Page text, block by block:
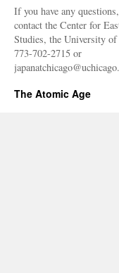
If you have any
contact the Center for
Studies, the University
773-702-2715 or
The Atomic Age